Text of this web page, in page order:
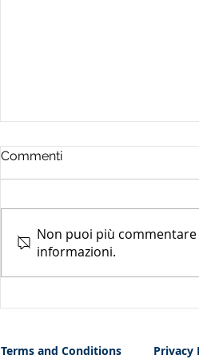
Riassegnazione nome a
Tutela cautelare ex art.
Commenti
Non puoi più
informazioni.
Terms and Conditions Privacy